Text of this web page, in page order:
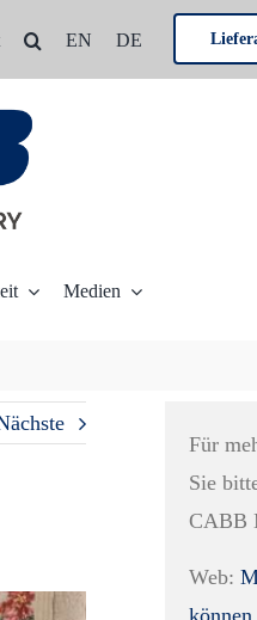
EN DE
Medien
Für
Sie
CABB
Web: